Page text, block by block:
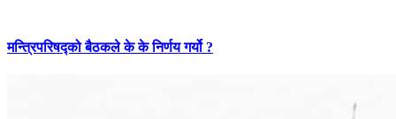
मन्त्रिपरिषद्को बैठकले के के निर्णय गर्यो ?